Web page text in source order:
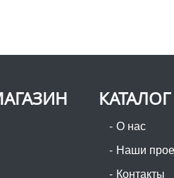
О нас
Наши
Контакты